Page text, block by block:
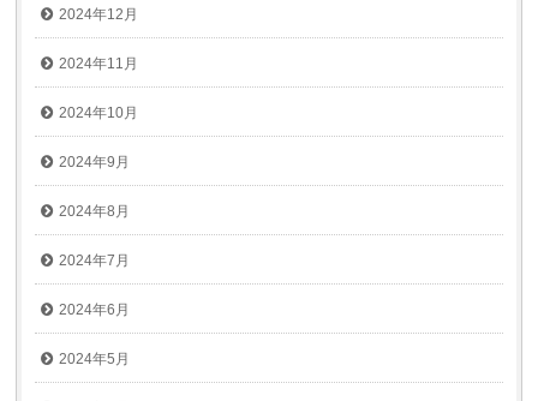
2024年12月
2024年11月
2024年10月
2024年9月
2024年8月
2024年7月
2024年6月
2024年5月